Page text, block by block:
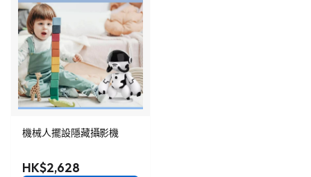
機械人擺設隱藏攝影機
HK$2,628